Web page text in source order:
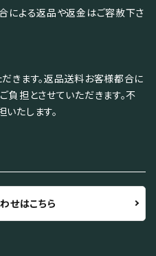
による返品や返金はご容赦下さ
きます。返品送料お客様都合に
負担とさせていただきます。不
たします。
せはこちら